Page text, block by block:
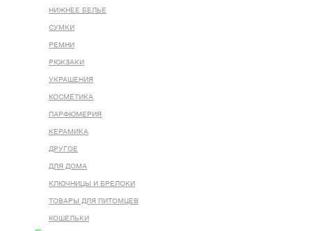
НИЖНЕЕ БЕЛЬЕ
СУМКИ
РЕМНИ
РЮКЗАКИ
УКРАШЕНИЯ
КОСМЕТИКА
ПАРФЮМЕРИЯ
КЕРАМИКА
ДРУГОЕ
ДЛЯ ДОМА
КЛЮЧНИЦЫ И БРЕЛОКИ
ТОВАРЫ ДЛЯ ПИТОМЦЕВ
КОШЕЛЬКИ